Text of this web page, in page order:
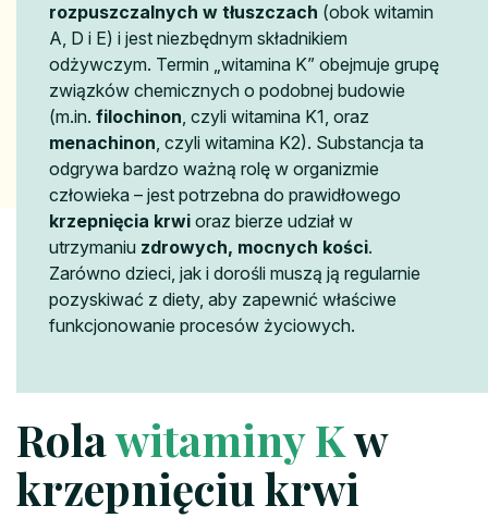
rozpuszczalnych w tłuszczach (obok witamin
A, D i E) i jest niezbędnym składnikiem
odżywczym. Termin „witamina K” obejmuje grupę
związków chemicznych o podobnej budowie
(m.in. filochinon , czyli witamina K1, oraz
menachinon , czyli witamina K2). Substancja ta
odgrywa bardzo ważną rolę w organizmie
człowieka – jest potrzebna do prawidłowego
krzepnięcia krwi oraz bierze udział w
utrzymaniu zdrowych, mocnych kości.
Zarówno dzieci, jak i dorośli muszą ją regularnie
pozyskiwać z diety, aby zapewnić właściwe
funkcjonowanie procesów życiowych.
Rolawitaminy Kw
krzepnięciu krwi